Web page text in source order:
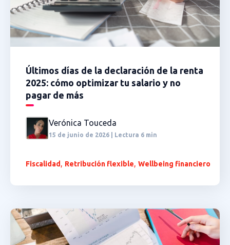
Últimos días de la declaración de la renta
2025: cómo optimizar tu salario y no
pagar de más
Verónica Touceda
15 de junio de 2026 | Lectura 6 min
Fiscalidad , Retribución flexible, Wellbeing financiero